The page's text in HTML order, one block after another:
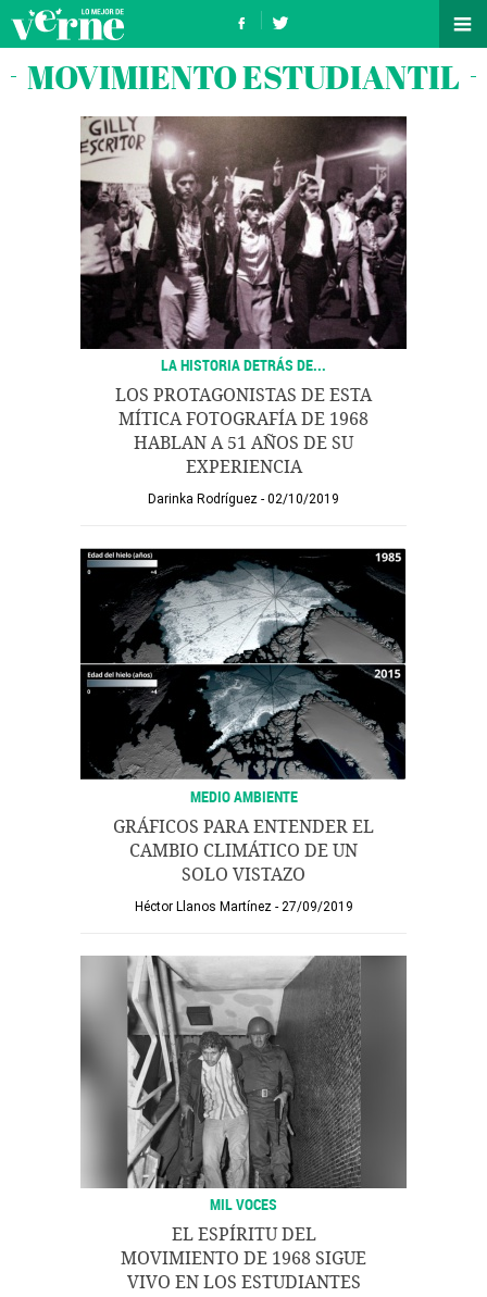
MOVIMIENTO ESTUDIANTIL
LA HISTORIA DETRÁS DE...
LOS PROTAGONISTAS DE ESTA
MÍTICA FOTOGRAFÍA DE 1968
HABLAN A 51 AÑOS DE SU
EXPERIENCIA
Darinka Rodríguez 02/10/2019
MEDIO AMBIENTE
GRÁFICOS PARA ENTENDER EL
CAMBIO CLIMÁTICO DE UN
SOLO VISTAZO
Héctor Llanos Martínez 27/09/2019
MIL VOCES
EL ESPÍRITU DEL
MOVIMIENTO DE 1968 SIGUE
VIVO EN LOS ESTUDIANTES